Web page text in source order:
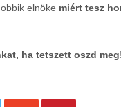
elnöke miért tesz
ha tetszett oszd